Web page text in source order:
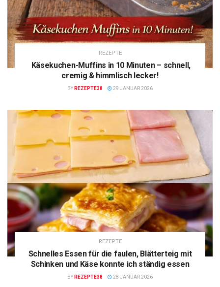
REZEPTE
Käsekuchen-Muffins in 10 Minuten – schnell,
cremig & himmlisch lecker!
BY REZEPTE38 29 JANUAR 2026
REZEPTE
Schnelles Essen für die faulen, Blätterteig mit
Schinken und Käse konnte ich ständig essen
BY REZEPTE38 28 JANUAR 2026